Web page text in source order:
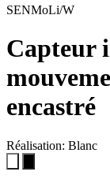
SENMoLi/W
Capteur
encastré
Réalisation: Blanc